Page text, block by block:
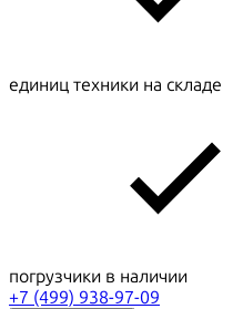
единиц техники на складе
погрузчики в наличии
+7 (499) 938-97-09